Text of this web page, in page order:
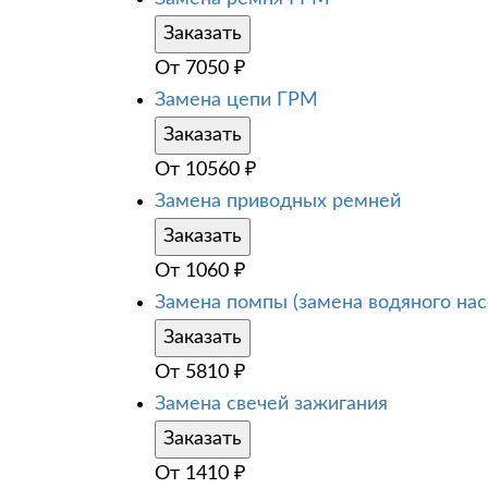
Заказать
От 7050 ₽
Замена цепи ГРМ
Заказать
От 10560 ₽
Замена приводных ремней
Заказать
От 1060 ₽
Замена помпы (замена водяного
Заказать
От 5810 ₽
Замена свечей зажигания
Заказать
От 1410 ₽